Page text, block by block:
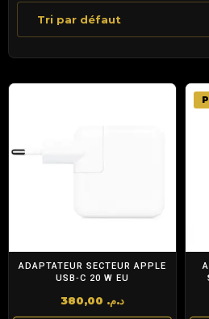
ADAPTATEUR SECTEUR APPLE
USB‑C 20 W EU
د.م.